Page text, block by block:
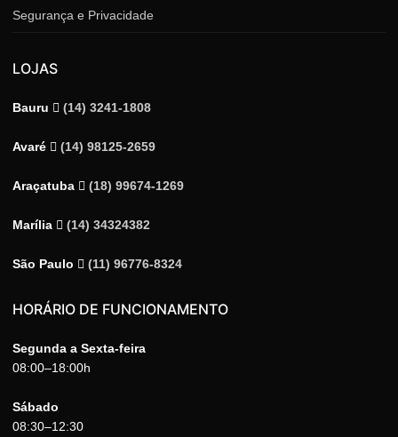
Segurança e Privacidade
LOJAS
Bauru (14) 3241-1808
Avaré (14) 98125-2659
Araçatuba (18) 99674-1269
Marília (14) 34324382
São Paulo (11) 96776-8324
HORÁRIO DE FUNCIONAMENTO
Segunda a Sexta-feira
08:00–18:00h
Sábado
08:30–12:30